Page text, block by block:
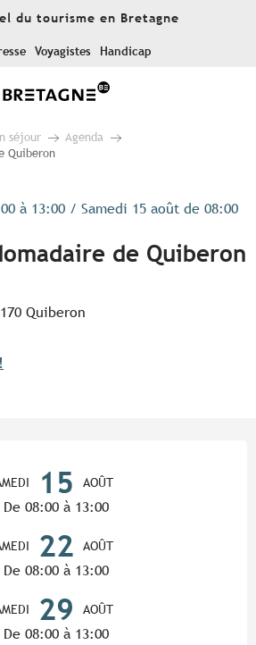
du tourisme en Bretagne
Voyagistes Handicap
séjour
Agenda
Quiberon
à 13:00 / Samedi 15 août de 08:00
de Quiberon
Quiberon
favoris
15 AOÛT
De 08:00 à 13:00
22 AOÛT
De 08:00 à 13:00
29 AOÛT
De 08:00 à 13:00